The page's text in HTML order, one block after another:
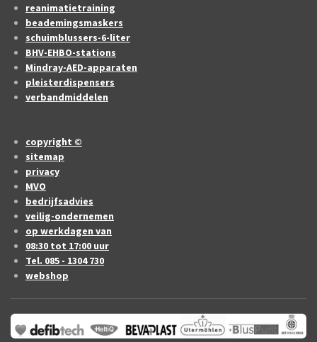
reanimatietraining
beademingsmaskers
schuimblussers-6-liter
BHV-EHBO-stations
Mindray-AED-apparaten
pleisterdispensers
verbandmiddelen
copyright ©
sitemap
privacy
MVO
bedrijfsadvies
veilig-ondernemen
op werkdagen van
08:30 tot 17:00 uur
Tel. 085 - 1304 730
webshop